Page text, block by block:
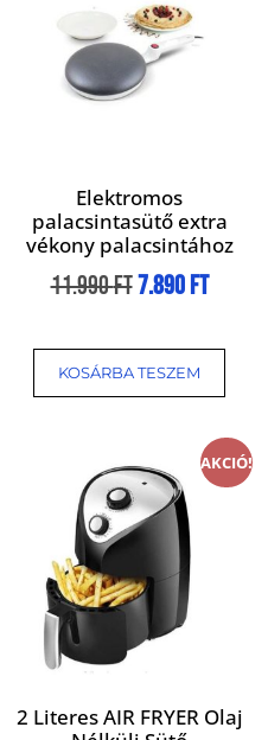
Elektromos
palacsintasütő extra
vékony palacsintához
11.990Ft7.890Ft
KOSÁRBA TESZEM
AKCIÓ!
2 Literes AIR FRYER Olaj